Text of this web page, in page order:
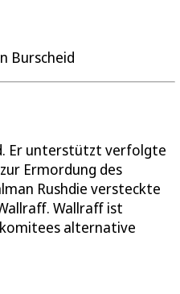
Burscheid
Er unterstützt verfolgte
Ermordung des
Rushdie versteckte
Wallraff ist
alternative